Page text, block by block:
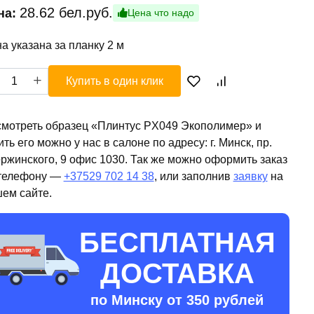
28.62 бел.руб. Цена что надо
указана за планку 2 м
Купить в один клик
образец «Плинтус PX049 Экополимер» и
его можно у нас в салоне по адресу: г. Минск, пр.
9 офис 1030. Так же можно оформить заказ
— +37529 702 14 38, или заполнив заявкуна
сайте.
БЕСПЛАТНАЯ
ДОСТАВКА
по Минску от 350 рублей